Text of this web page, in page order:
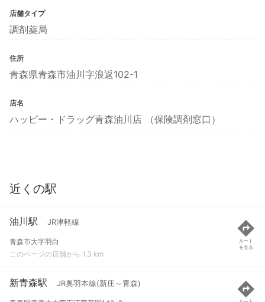
店舗タイプ
調剤薬局
住所
青森県青森市油川字浪返102-1
店名
ハッピー・ドラッグ青森油川店 （保険調剤窓口）
近くの駅
油川駅 JR津軽線
青森市大字羽白
このページの店舗から 1.3 km
ルート
を見る
新青森駅 JR奥羽本線(新庄～青森)